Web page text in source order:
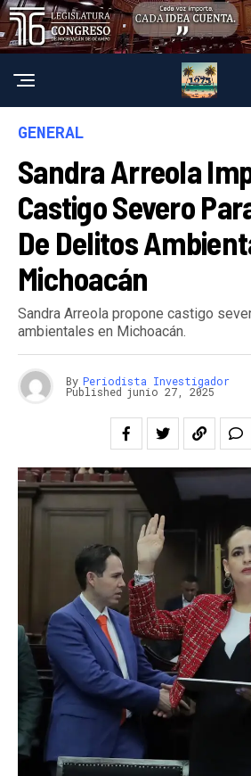
GENERAL
Sandra Arreola
Castigo Severo
De Delitos
Michoacán
Sandra Arreola propone castigo
ambientales en Michoacán.
By Periodista Investigador
Published junio 27, 2025